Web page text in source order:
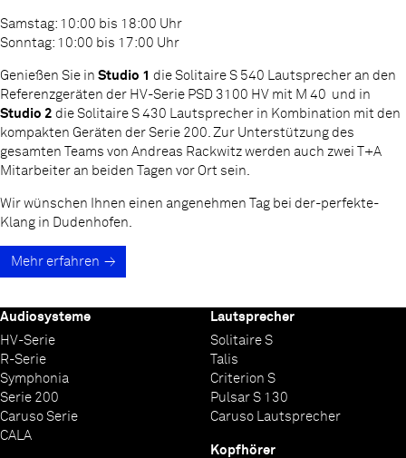
Samstag: 10:00 bis 18:00 Uhr
Sonntag: 10:00 bis 17:00 Uhr
Genießen Sie in Studio 1 die Solitaire S 540 Lautsprecher an den
Referenzgeräten der HV-Serie PSD 3100 HV mit M 40 und in
Studio 2 die Solitaire S 430 Lautsprecher in Kombination mit den
kompakten Geräten der Serie 200. Zur Unterstützung des
gesamten Teams von Andreas Rackwitz werden auch zwei T+A
Mitarbeiter an beiden Tagen vor Ort sein.
Wir wünschen Ihnen einen angenehmen Tag bei der-perfekte-
Klang in Dudenhofen.
Mehr erfahren
Audiosysteme
HV-Serie
R-Serie
Symphonia
Serie 200
Caruso Serie
CALA
Lautsprecher
Solitaire S
Talis
Criterion S
Pulsar S 130
Caruso Lautsprecher
Kopfhörer